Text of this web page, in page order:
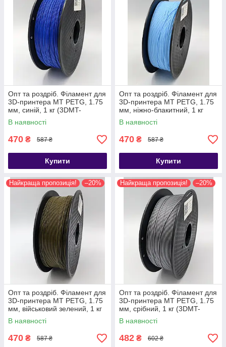
Опт та роздріб. Філамент для
3D-принтера MT PETG, 1.75
мм, синій, 1 кг (3DMT-
PETG1.75-01-BL)
В наявності
470 ₴ 587 ₴
Купити
Опт та роздріб. Філамент для
3D-принтера MT PETG, 1.75
мм, ніжно-блакитний, 1 кг
(3DMT-PETG1.75-01-BBL)
В наявності
470 ₴ 587 ₴
Купити
Найкраща пропозиція! –20%
Опт та роздріб. Філамент для
3D-принтера MT PETG, 1.75
мм, військовий зелений, 1 кг
(3DMT-PETG1.75-01-MG)
В наявності
470 ₴ 587 ₴
Найкраща пропозиція! –20%
Опт та роздріб. Філамент для
3D-принтера MT PETG, 1.75
мм, срібний, 1 кг (3DMT-
PETG1.75-01-S)
В наявності
482 ₴ 602 ₴